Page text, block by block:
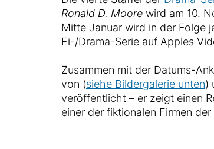
Ronald D. Moorewird am 10.
Mitte Januar wird in der Folge
Fi-/Drama-Serie auf Apples
Zusammen mit der Datums-
von (siehe Bildergalerie unten)
veröffentlicht – er zeigt einen
einer der fiktionalen Firmen